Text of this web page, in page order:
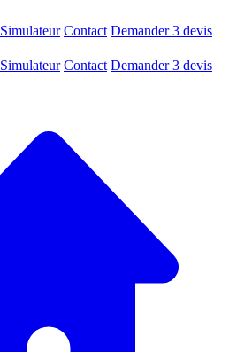
Simulateur Contact Demander 3 devis
Simulateur Contact Demander 3 devis